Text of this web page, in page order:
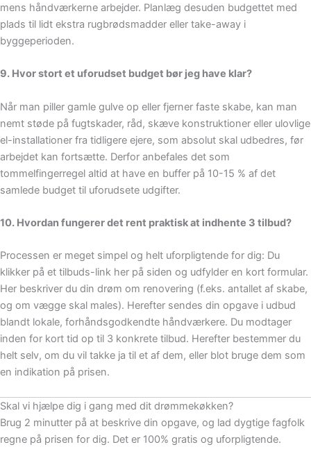
mens håndværkerne arbejder. Planlæg desuden budgettet med
plads til lidt ekstra rugbrødsmadder eller take-away i
byggeperioden.
9. Hvor stort et uforudset budget bør jeg have klar?
Når man piller gamle gulve op eller fjerner faste skabe, kan man
nemt støde på fugtskader, råd, skæve konstruktioner eller ulovlige
el-installationer fra tidligere ejere, som absolut skal udbedres, før
arbejdet kan fortsætte. Derfor anbefales det som
tommelfingerregel altid at have en buffer på 10-15 % af det
samlede budget til uforudsete udgifter.
10. Hvordan fungerer det rent praktisk at indhente 3 tilbud?
Processen er meget simpel og helt uforpligtende for dig: Du
klikker på et tilbuds-link her på siden og udfylder en kort formular.
Her beskriver du din drøm om renovering (f.eks. antallet af skabe,
og om vægge skal males). Herefter sendes din opgave i udbud
blandt lokale, forhåndsgodkendte håndværkere. Du modtager
inden for kort tid op til 3 konkrete tilbud. Herefter bestemmer du
helt selv, om du vil takke ja til et af dem, eller blot bruge dem som
en indikation på prisen.
Skal vi hjælpe dig i gang med dit drømmekøkken?
Brug 2 minutter på at beskrive din opgave, og lad dygtige fagfolk
regne på prisen for dig. Det er 100% gratis og uforpligtende.